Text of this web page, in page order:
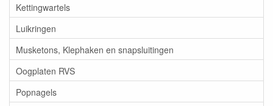
Kettingwartels
Luikringen
Musketons, Klephaken en snapsluitingen
Oogplaten RVS
Popnagels